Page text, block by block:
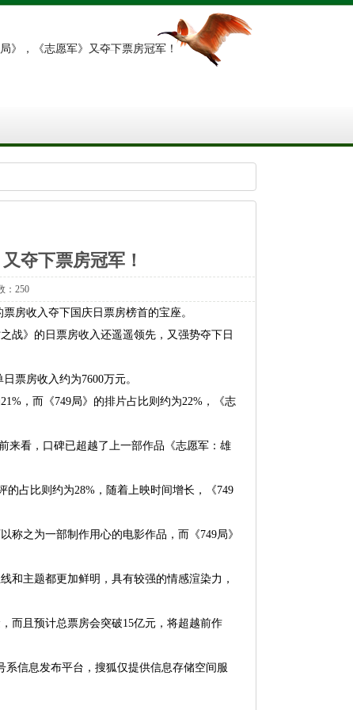
》，《志愿军》又夺下票房冠军！
夺下票房冠军！
：250
房收入夺下国庆日票房榜首的宝座。
战》的日票房收入还遥遥领先，又强势夺下日
票房收入约为7600万元。
，而《749局》的排片占比则约为22%，《志
来看，口碑已超越了上一部作品《志愿军：雄
的占比则约为28%，随着上映时间增长，《749
之为一部制作用心的电影作品，而《749局》
和主题都更加鲜明，具有较强的情感渲染力，
而且预计总票房会突破15亿元，将超越前作
信息发布平台，搜狐仅提供信息存储空间服